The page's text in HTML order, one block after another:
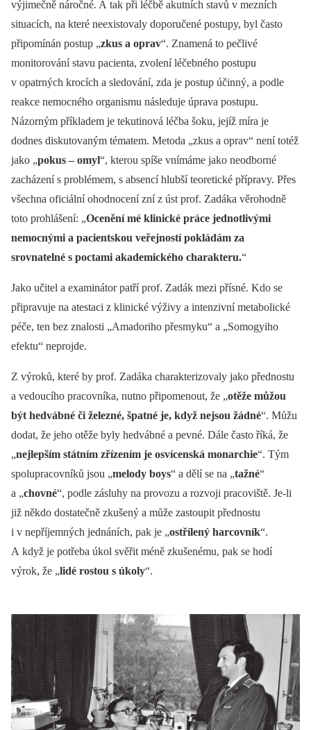
výjimečně náročné. A tak při léčbě akutních stavů v mezních
situacích, na které neexistovaly doporučené postupy, byl často
připomínán postup „zkus a oprav“. Znamená to pečlivé
monitorování stavu pacienta, zvolení léčebného postupu
v opatrných krocích a sledování, zda je postup účinný, a podle
reakce nemocného organismu následuje úprava postupu.
Názorným příkladem je tekutinová léčba šoku, jejíž míra je
dodnes diskutovaným tématem. Metoda „zkus a oprav“ není totéž
jako „pokus –⁠ omyl“, kterou spíše vnímáme jako neodborné
zacházení s problémem, s absencí hlubší teoretické přípravy. Přes
všechna oficiální ohodnocení zní z úst prof. Zadáka věrohodně
toto prohlášení: „Ocenění mé klinické práce jednotlivými
nemocnými a pacientskou veřejností pokládám za
srovnatelné s poctami akademického charakteru.“
Jako učitel a examinátor patří prof. Zadák mezi přísné. Kdo se
připravuje na atestaci z klinické výživy a intenzivní metabolické
péče, ten bez znalosti „Amadoriho přesmyku“ a „Somogyiho
efektu“ neprojde.
Z výroků, které by prof. Zadáka charakterizovaly jako přednostu
a vedoucího pracovníka, nutno připomenout, že „otěže můžou
být hedvábné či železné, špatné je, když nejsou žádné“. Můžu
dodat, že jeho otěže byly hedvábné a pevné. Dále často říká, že
„nejlepším státním zřízením je osvícenská monarchie“. Tým
spolupracovníků jsou „melody boys“ a dělí se na „tažné“
a „chovné“, podle zásluhy na provozu a rozvoji pracoviště. Je-li
již někdo dostatečně zkušený a může zastoupit přednostu
i v nepříjemných jednáních, pak je „ostřílený harcovník“.
A když je potřeba úkol svěřit méně zkušenému, pak se hodí
výrok, že „lidé rostou s úkoly“.